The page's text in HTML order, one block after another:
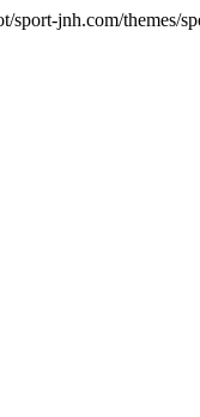
jnh.com/themes/